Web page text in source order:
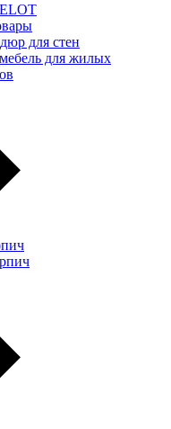
для стен
для жилых